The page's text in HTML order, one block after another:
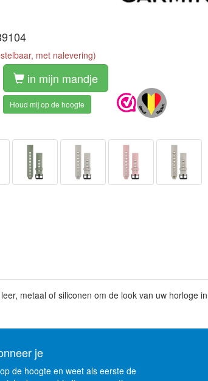
met nalevering)
in mijn mandje
Houd mij op de hoogte
metaal of siliconen om de look van uw horloge
je
de hoogte en weet als eerste de